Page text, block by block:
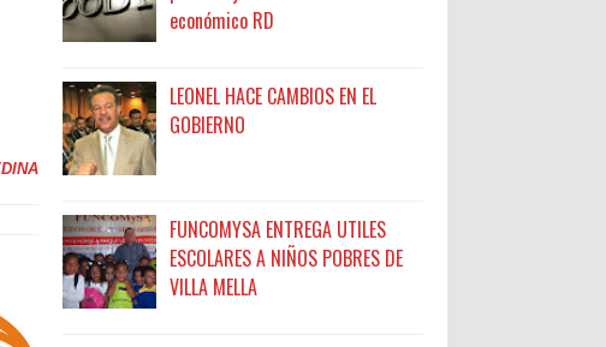
económico RD
LEONEL HACE CAMBIOS EN EL
GOBIERNO
FUNCOMYSA ENTREGA UTILES
ESCOLARES A NIÑOS POBRES DE
VILLA MELLA